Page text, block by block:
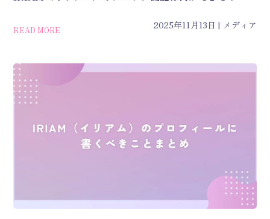
2025年11月13日 メディア
READ MORE